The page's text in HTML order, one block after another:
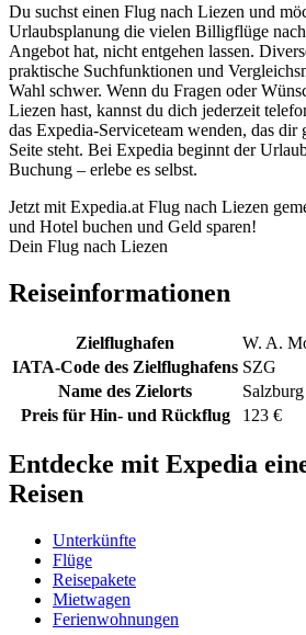
Du suchst einen Flug nach Liezen und
Urlaubsplanung die vielen Billigflüge
Angebot hat, nicht entgehen lassen.
praktische Suchfunktionen und
Wahl schwer. Wenn du Fragen oder
Liezen hast, kannst du dich jederzeit
das Expedia-Serviceteam wenden, das
Seite steht. Bei Expedia beginnt der
Buchung – erlebe es selbst.
Jetzt mit Expedia.at Flug nach Liezen
und Hotel buchen und Geld sparen!
Dein Flug nach Liezen
Reiseinformationen
Zielflughafen
W. A.
IATA-Code des Zielflughafens SZG
Name des Zielorts
Salzburg
Preis für Hin- und Rückflug
123 €
Entdecke mit Expedia
Reisen
Unterkünfte
Flüge
Reisepakete
Mietwagen
Ferienwohnungen